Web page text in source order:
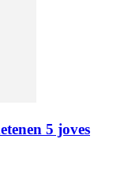
5 joves